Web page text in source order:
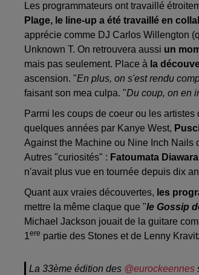
Les programmateurs ont travaillé
Plage, le line-up a été travaillé en
apprécie comme DJ Carlos Willengton
Unknown T. On retrouvera aussi un
mais pas seulement. Place à la
ascension. "En plus, on s'est rendu
faisant son mea culpa. "Du coup, on en
Parmi les coups de coeur ou les
quelques années par Kanye West,
Against the Machine ou Nine Inch Nails
Autres "curiosités" : Fatoumata Diawara
n'avait plus vue en tournée depuis dix
Quant aux vraies découvertes, les
mettre la même claque que "le Gossip
Michael Jackson jouait de la guitare
1ere partie des Stones et de Lenny
La 33ème édition des @eurockeennes